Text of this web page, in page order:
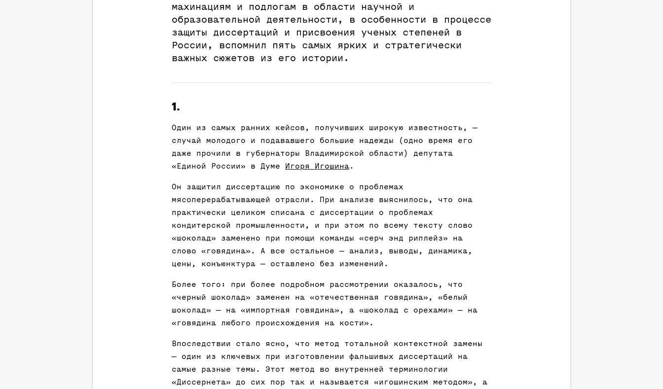
махинациям и подлогам в области научной и
образовательной деятельности, в особенности в процессе
защиты диссертаций и присвоения ученых степеней в
России, вспомнил пять самых ярких и стратегически
важных сюжетов из его истории.
1.
Один из самых ранних кейсов, получивших широкую известность, —
случай молодого и подававшего большие надежды (одно время его
даже прочили в губернаторы Владимирской области) депутата
«Единой России» в Думе
Игоря Игошина.
Он защитил диссертацию по экономике о проблемах
мясоперерабатывающей отрасли. При анализе выяснилось, что она
практически целиком списана с диссертации о проблемах
кондитерской промышленности, и при этом по всему тексту слово
«шоколад» заменено при помощи команды «серч энд риплейз» на
слово «говядина». А все остальное — анализ, выводы, динамика,
цены, конъюнктура — оставлено без изменений.
Более того: при более подробном рассмотрении оказалось, что
«черный шоколад» заменен на «отечественная говядина», «белый
шоколад» — на «импортная говядина», а «шоколад с орехами» — на
«говядина любого происхождения на кости».
Впоследствии стало ясно, что метод тотальной контекстной замены
— один из ключевых при изготовлении фальшивых диссертаций на
самые разные темы. Этот метод во внутренней терминологии
«Диссернета» до сих пор так и называется «игошинским методом», а